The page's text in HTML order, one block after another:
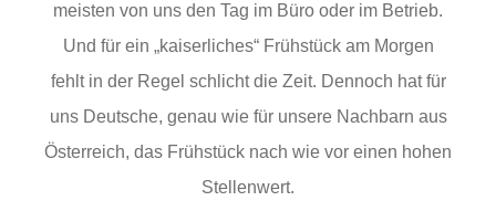
meisten von uns den Tag im Büro oder im Betrieb.
Und für ein „kaiserliches“ Frühstück am Morgen
fehlt in der Regel schlicht die Zeit. Dennoch hat für
uns Deutsche, genau wie für unsere Nachbarn aus
Österreich, das Frühstück nach wie vor einen hohen
Stellenwert.